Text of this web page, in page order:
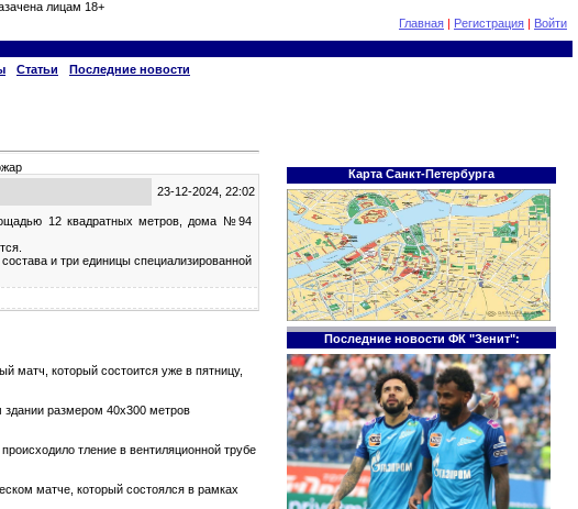
лицам 18+
Главная | Регистрация | Войти
Статьи Последние новости
23-12-2024, 22:02
12 квадратных метров, дома №94
и три единицы специализированной
матч, который состоится уже в пятницу,
здании размером 40х300 метров
тление в вентиляционной трубе
матче, который состоялся в рамках
Карта Санкт-Петербурга
Последние новости ФК "Зенит":